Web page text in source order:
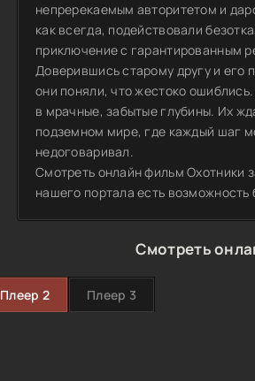
непререкаемым авторитетом и
как всегда, подействовали
приключение с гарантированным
Доверившись старому другу и его
они поняли, что жестоко
в мрачные, забытые глубины. Их
подземном мире, где каждый шаг
недоговаривал.
Смотреть онлайн фильм Охотники
нашего портала есть
Смотреть
Плеер 2 Плеер 3